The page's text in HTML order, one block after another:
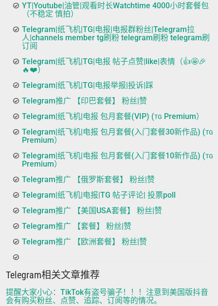
YT|Youtube|油管|观看时长Watchtime 4000小时套餐包
（不稳定 慎拍）
Telegram|纸飞机|TG|电报|电报群粉丝|Telegram拉
人|channels member tg刷粉 telegram刷粉 telegram刷
订阅
Telegram|纸飞机|TG|电报 帖子点赞|like|表情（👍🤩🎉
🔥❤️）
Telegram|纸飞机|TG|电报举报|投诉|踩
Telegram推广 【印巴套餐】 粉丝|赞
Telegram|纸飞机|电报 包月套餐(VIP) (ᴛɢ Premium）
Telegram|纸飞机|电报 包月套餐(入门套餐30新作品) (ᴛɢ
Premium）
Telegram|纸飞机|电报 包月套餐(入门套餐10新作品) (ᴛɢ
Premium）
Telegram推广 【俄罗斯套餐】 粉丝|赞
Telegram|纸飞机|电报|TG 帖子评论| 投票poll
Telegram推广 【美国USA套餐】 粉丝|赞
Telegram推广 【套餐】 粉丝|赞
Telegram推广 【欧洲套餐】 粉丝|赞
Telegram相关文章推荐
提醒大家小心：TikTok有盗号骗子！！！注意到美国版抖音
会有购买粉丝、点赞、追踪、订阅等的情况。